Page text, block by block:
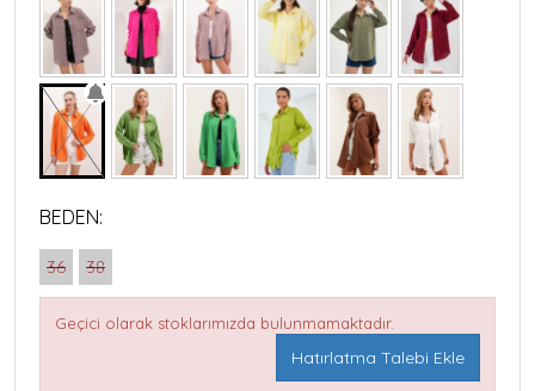
BEDEN:
36 38
Geçici olarak stoklarımızda bulunmamaktadır.
Hatırlatma Talebi Ekle